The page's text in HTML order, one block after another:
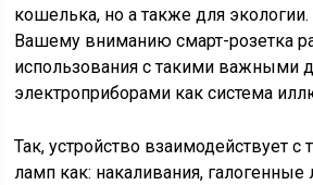
кошелька, но а также для
Вашему вниманию смарт-розетка
использования с такими важными
электроприборами как система
Так, устройство взаимодействует с
ламп как: накаливания,